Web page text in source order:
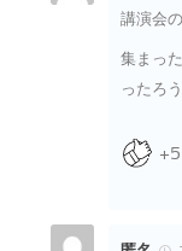
講演会
集まっ
ったろう